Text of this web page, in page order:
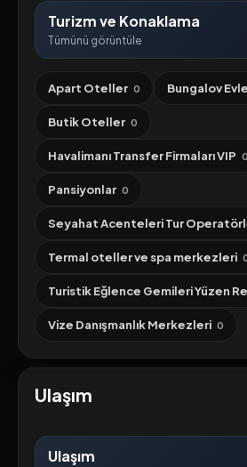
Turizm ve Konaklama
Tümünü görüntüle
Apart Oteller 0 Bungalov
Butik Oteller 0
Havalimanı Transfer Firmaları VIP 0
Pansiyonlar 0
Seyahat Acenteleri Tur
Termal oteller ve spa merkezleri
Turistik Eğlence Gemileri Yüzen
Vize Danışmanlık Merkezleri 0
Ulaşım
Ulaşım